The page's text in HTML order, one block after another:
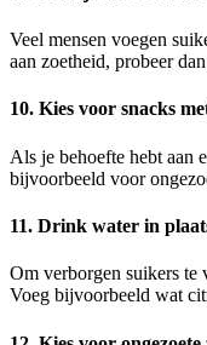
Veel mensen voegen
aan zoetheid, probeer
10. Kies voor snacks
Als je behoefte hebt aan
bijvoorbeeld voor
11. Drink water in
Om verborgen suikers te
Voeg bijvoorbeeld wat